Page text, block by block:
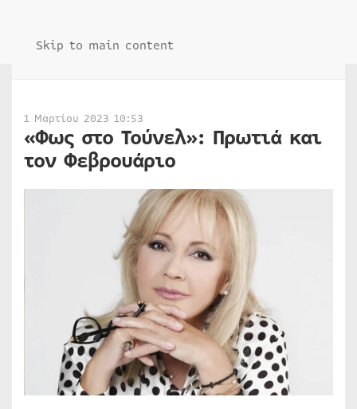
Skip to main content
1 Μαρτίου 2023 10:53
«Φως στο Τούνελ»: Πρωτιά και
τον Φεβρουάριο